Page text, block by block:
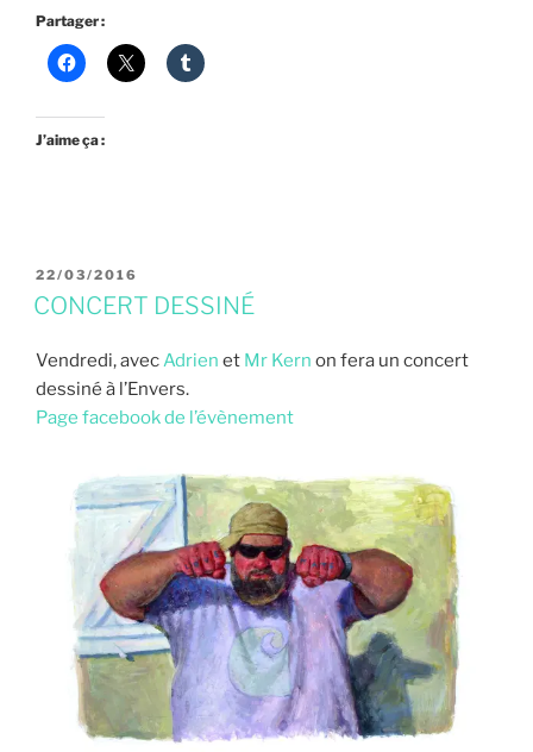
Partager :
J’aime ça :
PUBLIÉ
LE
22/03/2016
CONCERT DESSINÉ
Vendredi, avec Adrien et Mr Kern on fera un concert
dessiné à l’Envers.
Page facebook de l’évènement